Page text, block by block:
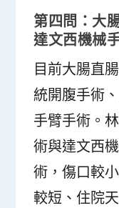
第四問：大
達文西機械
目前大腸直
統開腹手術
手臂手術。
術與達文西
術，傷口較
較短、住院